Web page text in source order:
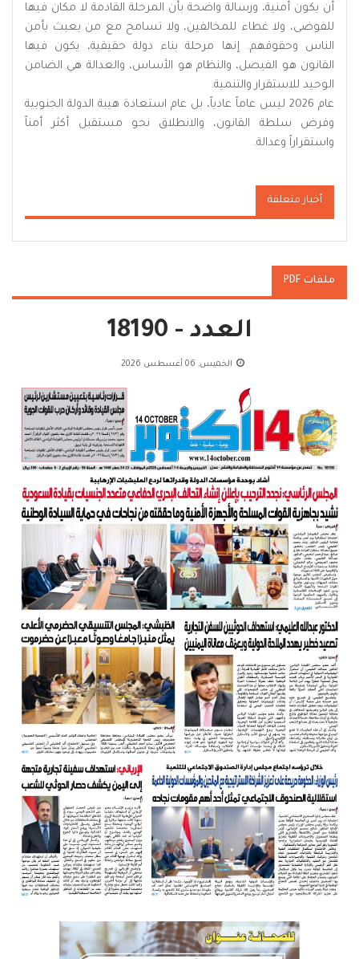
أن يكون أُمنية، ورسالة واضحة بأن المرحلة القادمة لا مكان فيها
للفوضى، ولا غطاء للمخالفين، ولا تسامح مع من يعبث بأمن
الناس وحقوقهم. إنها مرحلة بناء دولة حقيقية، يكون فيها
القانون هو الفيصل، والنظام هو الأساس، والعدالة هي الضامن
الوحيد للاستقرار والتنمية.
عام 2026 ليس عاماً عادياً، بل عام استعادة هيبة الدولة الجنوبية
وفرض سلطة القانون، والانطلاق نحو مستقبل أكثر أمناً
واستقراراً وعدالة.
أخبار متعلقة
ملفات PDF
العدد - 18190
الخميس, 06 أغسطس 2026